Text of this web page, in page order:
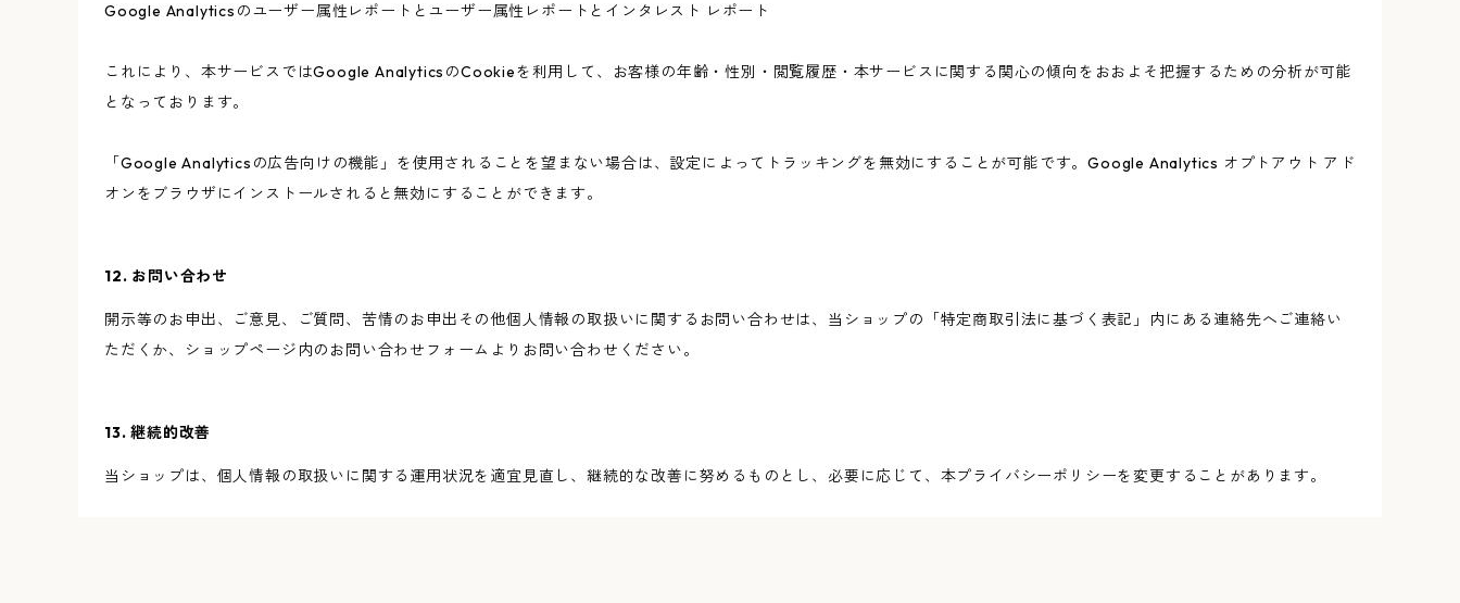
Google Analyticsのユーザー属性レポートとユーザー属性レポートとインタレスト レポート
これにより、本サービスではGoogle AnalyticsのCookieを利用して、お客様の年齢・性別・閲覧履歴・本サービスに関する関心の傾向をおおよそ把握するための分析が可能
となっております。
「Google Analyticsの広告向けの機能」を使用されることを望まない場合は、設定によってトラッキングを無効にすることが可能です。Google Analytics オプトアウト アド
オンをブラウザにインストールされると無効にすることができます。
12. お問い合わせ
開示等のお申出、ご意見、ご質問、苦情のお申出その他個人情報の取扱いに関するお問い合わせは、当ショップの「特定商取引法に基づく表記」内にある連絡先へご連絡い
ただくか、ショップページ内のお問い合わせフォームよりお問い合わせください。
13. 継続的改善
当ショップは、個人情報の取扱いに関する運用状況を適宜見直し、継続的な改善に努めるものとし、必要に応じて、本プライバシーポリシーを変更することがあります。